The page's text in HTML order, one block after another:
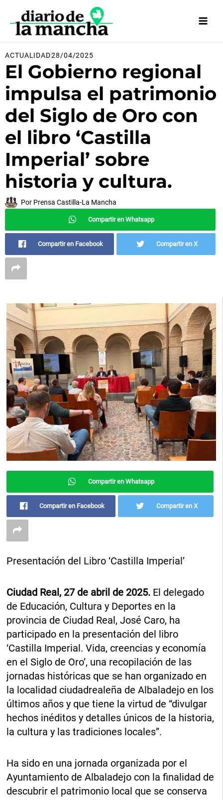
contenido
ACTUALIDAD28/04/2025
El Gobierno regional
impulsa el patrimonio
del Siglo de Oro con
el libro ‘Castilla
Imperial’ sobre
historia y cultura.
Por Prensa Castilla-La Mancha
Compartir en Whatsapp
Compartir en Facebook Compartir en X
Compartir en Whatsapp
Compartir en Facebook Compartir en X
Presentación del Libro ‘Castilla Imperial’
Ciudad Real, 27 de abril de 2025. El delegado
de Educación, Cultura y Deportes en la
provincia de Ciudad Real, José Caro, ha
participado en la presentación del libro
‘Castilla Imperial. Vida, creencias y economía
en el Siglo de Oro’, una recopilación de las
jornadas históricas que se han organizado en
la localidad ciudadrealeña de Albaladejo en los
últimos años y que tiene la virtud de “divulgar
hechos inéditos y detalles únicos de la historia,
la cultura y las tradiciones locales”.
Ha sido en una jornada organizada por el
Ayuntamiento de Albaladejo con la finalidad de
descubrir el patrimonio local que se conserva